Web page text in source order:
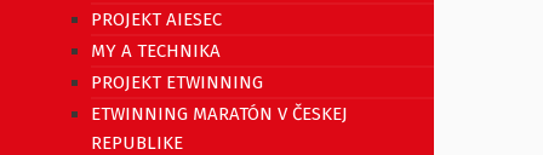
PROJEKT AIESEC
MY A TECHNIKA
PROJEKT ETWINNING
ETWINNING MARATÓN V ČESKEJ
REPUBLIKE